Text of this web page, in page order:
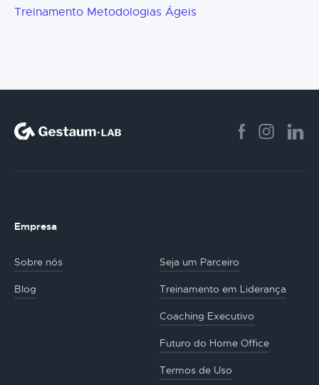
Treinamento Metodologias Ágeis
Empresa
Sobre nós Seja um Parceiro
Blog Treinamento em Liderança
Coaching Executivo
Futuro do Home Office
Termos de Uso